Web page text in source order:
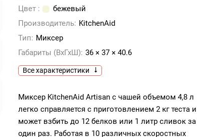
Цвет :
бежевый
Производитель: KitchenAid
Тип: Миксер
Габариты (ВхГхШ): 36 × 37 × 40.6
Все характеристики
Миксер KitchenAid Artisan с чашей объемом 4,8 л
легко справляется с приготовлением 2 кг теста и
может взбить до 12 белков или 1 литр сливок за
один раз. Работая в 10 различных скоростных